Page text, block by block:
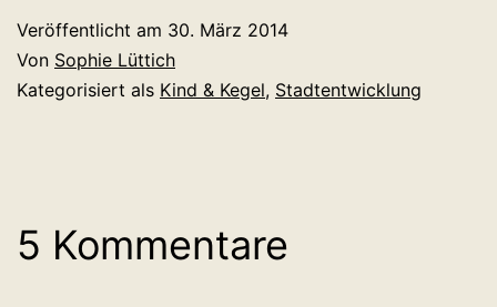
Veröffentlicht am 30. März 2014
Von Sophie Lüttich
Kategorisiert als Kind & Kegel, Stadtentwicklung
5 Kommentare